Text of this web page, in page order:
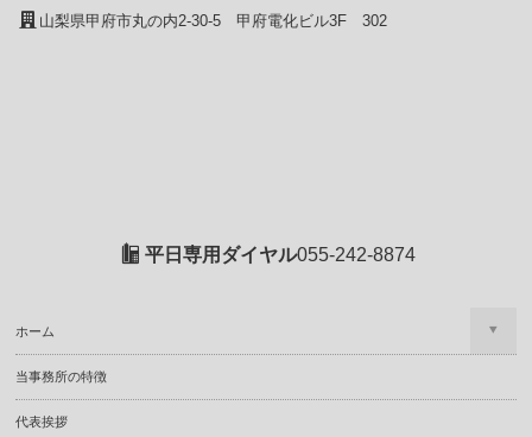
山梨県甲府市丸の内2-30-5 甲府電化ビル3F 302
平日専用ダイヤル055-242-8874
ホーム
当事務所の特徴
代表挨拶